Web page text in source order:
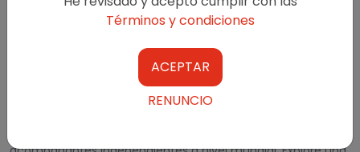
RESTRICTED TO ADULTS
Términos y condiciones
ACEPTAR
RENUNCIO